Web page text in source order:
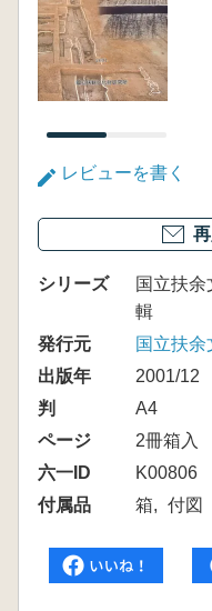
レビューを書く
シリーズ
国立扶
輯
発行元
国立扶
出版年
2001/12
判
A4
ページ
2冊箱入
六一ID
K00806
付属品
箱 付図